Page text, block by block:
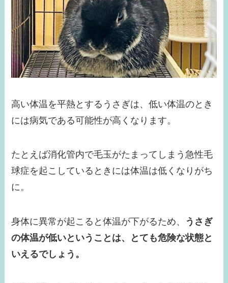
高い体温を平熱とするうさぎは、低い体温のとき
には病気である可能性が高くなります。
たとえば消化管内で毛玉がたまってしまう急性毛
球症を起こしているときには体温は低くなりがち
に。
身体に異常が起こると体温が下がるため、
うさぎ
の体温が低いということは、とても危険な状態と
いえるでしょう。